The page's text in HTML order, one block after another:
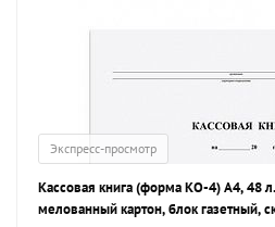
Экспресс-просмотр
Кассовая книга (форма КО-4) А4, 48
мелованный картон, блок газетный,